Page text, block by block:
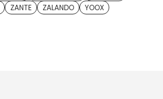
ZANTE ZALANDO YOOX